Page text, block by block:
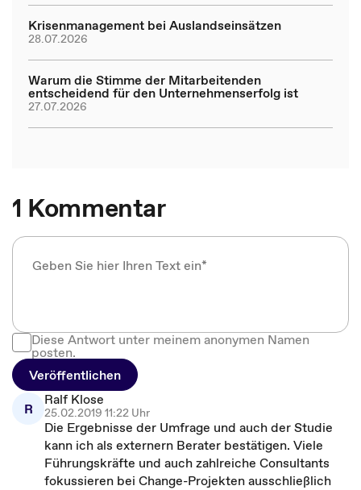
Krisenmanagement bei Auslandseinsätzen
28.07.2026
Warum die Stimme der Mitarbeitenden
entscheidend für den Unternehmenserfolg ist
27.07.2026
1 Kommentar
Diese Antwort unter meinem anonymen Namen
posten.
Veröffentlichen
R
Ralf Klose
25.02.2019 11:22 Uhr
Die Ergebnisse der Umfrage und auch der Studie
kann ich als externern Berater bestätigen. Viele
Führungskräfte und auch zahlreiche Consultants
fokussieren bei Change-Projekten ausschließlich